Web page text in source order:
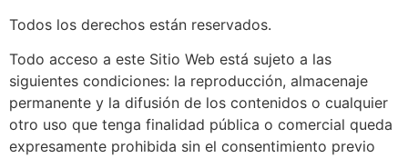
Todos los derechos están reservados.
Todo acceso a este Sitio Web está sujeto a las
siguientes condiciones: la reproducción, almacenaje
permanente y la difusión de los contenidos o cualquier
otro uso que tenga finalidad pública o comercial queda
expresamente prohibida sin el consentimiento previo